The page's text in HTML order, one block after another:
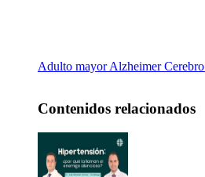
Adulto mayorAlzheimerCerebro
Contenidos relacionados